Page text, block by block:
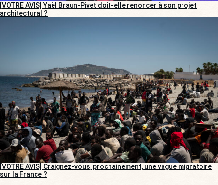
[VOTRE AVIS] Yaël Braun-Pivet doit-elle renoncer à son projet
architectural ?
[VOTRE AVIS] Craignez-vous, prochainement, une vague migratoire
sur la France ?